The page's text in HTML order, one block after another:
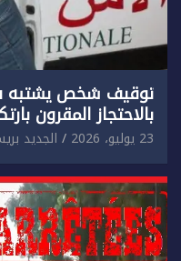
توقيف شخص يشتبه
بالاحتجاز المقرون
إضرام النار عمدا.
23 يوليو، 2026 الجديد